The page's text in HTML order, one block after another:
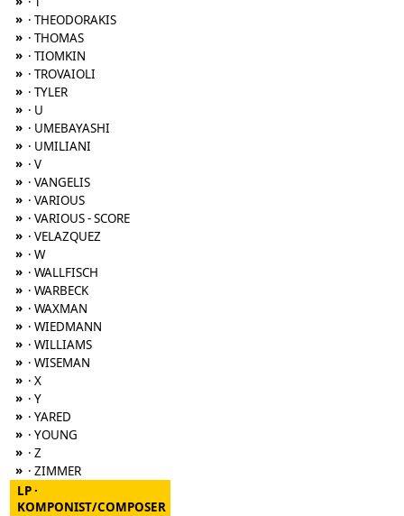
» · THEODORAKIS
» · THOMAS
» · TIOMKIN
» · TROVAIOLI
» · TYLER
» · U
» · UMEBAYASHI
» · UMILIANI
» · V
» · VANGELIS
» · VARIOUS
» · VARIOUS - SCORE
» · VELAZQUEZ
» · W
» · WALLFISCH
» · WARBECK
» · WAXMAN
» · WIEDMANN
» · WILLIAMS
» · WISEMAN
» · X
» · Y
» · YARED
» · YOUNG
» · Z
» · ZIMMER
LP ·
KOMPONIST/COMPOSER